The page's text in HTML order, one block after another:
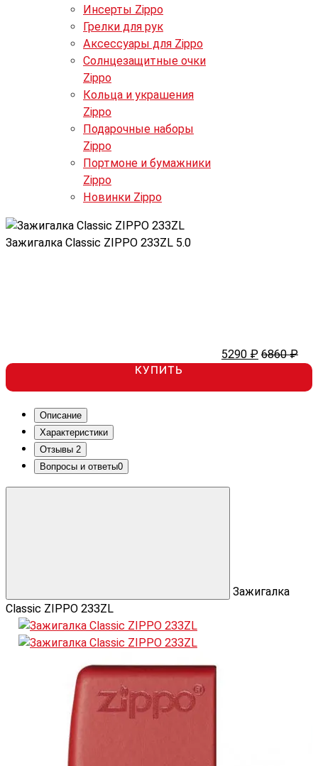
Инсерты Zippo
Грелки для рук
Аксессуары для Zippo
Солнцезащитные очки
Zippo
Кольца и украшения
Zippo
Подарочные наборы
Zippo
Портмоне и бумажники
Zippo
Новинки Zippo
Зажигалка Classic ZIPPO 233ZL 5.0
5290 ₽ 6860 ₽
КУПИТЬ
Описание
Характеристики
Отзывы 2
Вопросы и ответы0
Зажигалка
Classic ZIPPO 233ZL